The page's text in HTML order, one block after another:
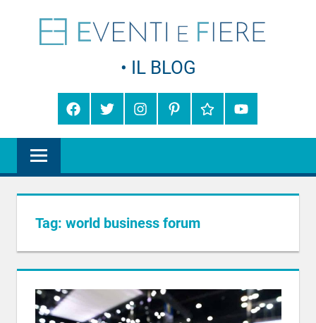
contenuto
informazioni
eventi
e
delle
FacebookTwitterInstagramPinterestGoogle+YouTube
Tag: world business forum